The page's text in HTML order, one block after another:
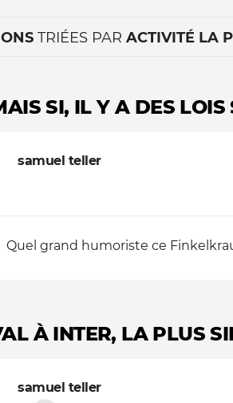
site
projets
TRIÉES PAR ACTIVITÉ LA
SI, IL Y A DES
samuel teller
Quel grand humoriste ce
À INTER, LA PLUS
samuel teller